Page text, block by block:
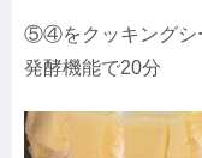
⑤④をクッキングシ
発酵機能で20分